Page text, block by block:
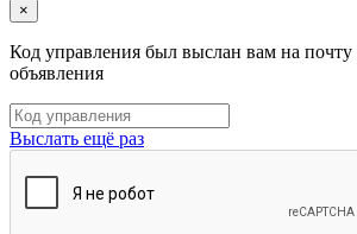
×
Код управления был выслан вам на почту
объявления
Выслать ещё раз